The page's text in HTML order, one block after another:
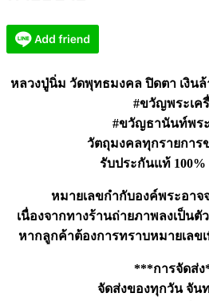
เงิน
วาระ
หลวงปู่นิ่ม วัดพุทธมงคล ปิดตา เงินล้
#ขวัญพระเค
#ขวัญธานันท์พระ
วัตถุมงคลทุกรายการ
รับประกันแท้
หมายเลขกำกับองค์พระอาจ
เนื่องจากทางร้านถ่ายภาพลงเป็นตั
หากลูกค้าต้องการทราบหมายเลข
***การจัดส่
จัดส่งของทุกวัน จัน